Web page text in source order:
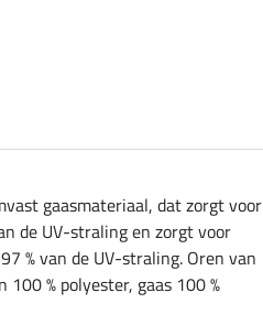
gaasmateriaal, dat zorgt voor
de UV-straling en zorgt voor
% van de UV-straling. Oren van
% polyester, gaas 100 %